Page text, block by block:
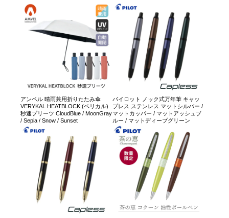
アンベル 晴雨兼用折りたたみ傘
VERYKAL HEATBLOCK (ベリカル)
秒速プリーツ CloudBlue / MoonGray
/ Sepia / Snow / Sunset
パイロット ノック式万年筆 キャッ
プレス ステンレス マットシルバー /
マットカッパー / マットアッシュブ
ルー / マットディープグリーン